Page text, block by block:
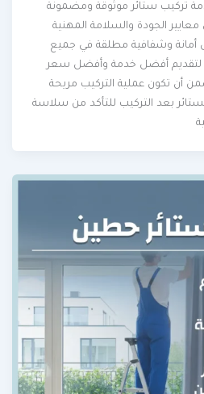
تركيب ستائر موثوقة ومضمونة
الجودة والسلامة المهنية
وشفافية مطلقة في جميع
لتقديم أفضل خدمة وأفضل سعر
تكون عملية التركيب مريحة
بعد التركيب للتأكد من سلاسة